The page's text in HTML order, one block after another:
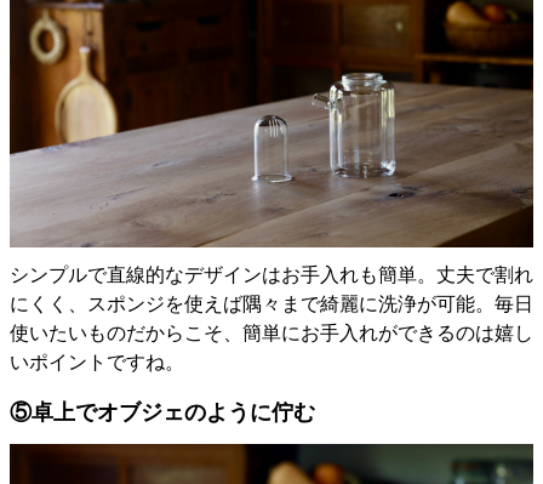
シンプルで直線的なデザインはお手入れも簡単。丈夫で割れ
にくく、スポンジを使えば隅々まで綺麗に洗浄が可能。毎日
使いたいものだからこそ、簡単にお手入れができるのは嬉し
いポイントですね。
⑤卓上でオブジェのように佇む